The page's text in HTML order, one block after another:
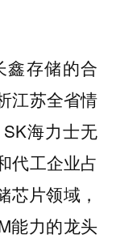
鑫存储的合
江苏全省情
海力士无
代工企业占
芯片领域，
能力的龙头